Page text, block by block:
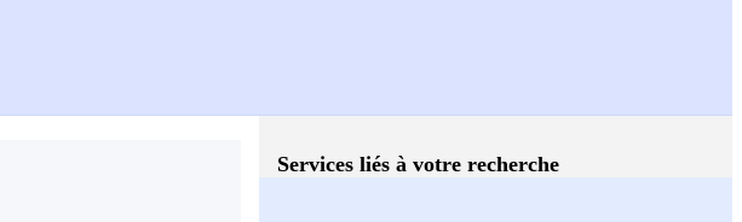
Services liés à votre recherche